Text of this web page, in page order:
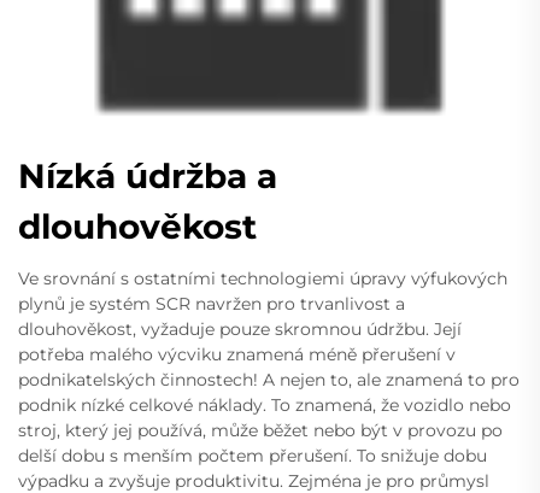
Nízká údržba a
dlouhověkost
Ve srovnání s ostatními technologiemi úpravy výfukových
plynů je systém SCR navržen pro trvanlivost a
dlouhověkost, vyžaduje pouze skromnou údržbu. Její
potřeba malého výcviku znamená méně přerušení v
podnikatelských činnostech! A nejen to, ale znamená to pro
podnik nízké celkové náklady. To znamená, že vozidlo nebo
stroj, který jej používá, může běžet nebo být v provozu po
delší dobu s menším počtem přerušení. To snižuje dobu
výpadku a zvyšuje produktivitu. Zejména je pro průmysl